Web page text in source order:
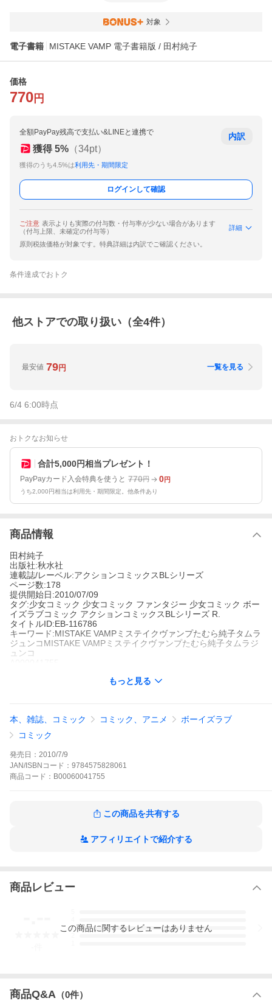
対象
電子書籍 MISTAKE VAMP 電子書籍版 / 田村純子
価格
770 円
全額PayPay残高で支払い&LINEと連携で
獲得 5% （34pt）
獲得のうち4.5%は利用先・期間限定
内訳
ログインして確認
ご注意 表示よりも実際の付与数・付与率が少ない場合があります
（付与上限、未確定の付与等）
詳細
原則税抜価格が対象です。特典詳細は内訳でご確認ください。
条件達成でおトク
他ストアでの取り扱い（全4件）
最安値 79円 一覧を見る
6/4 6:00時点
おトクなお知らせ
合計5,000円相当プレゼント！
PayPayカード入会特典を使うと 770円 0円
うち2,000円相当は利用先・期間限定。他条件あり
商品情報
田村純子
出版社:秋水社
連載誌/レーベル:アクションコミックスBLシリーズ
ページ数:178
提供開始日:2010/07/09
タグ:少女コミック 少女コミック ファンタジー 少女コミック ボー
イズラブコミック アクションコミックスBLシリーズ R.
タイトルID:EB-116786
キーワード:MISTAKE VAMPミステイクヴァンプたむら純子タムラ
ジュンコMISTAKE VAMPミステイクヴァンプたむら純子タムラジ
ュンコ
ラブコミック アクションコミックスBLシリーズ R.
俺の初恋はおまえだ――。消えゆく吸血一族の長となる資格を持
つ桜ノ宮カヲル(さくらのみや・かおる)は、血を吸うことができな
い中途半端なできそこない。そこで血のつながらない兄・育(はぐ
む)は、カヲルを立派なヴァンパイアの長にするべく付き添って教
育する。しかし育は、カヲルに秘めた想いを……!?甘くてキュー
トなヴァンパイアBLコミック!
もっと見る
本、雑誌、コミック コミック、アニメ
ボーイズラブ
コミック
発売日： 2010/7/9
JAN/ISBNコード： 9784575828061
商品 コード： B00060041755
この商品を共有する
アフィリエイトで紹介する
商品レビュー
3
この商品に関するレビューはありません
商品Q&A （0件）